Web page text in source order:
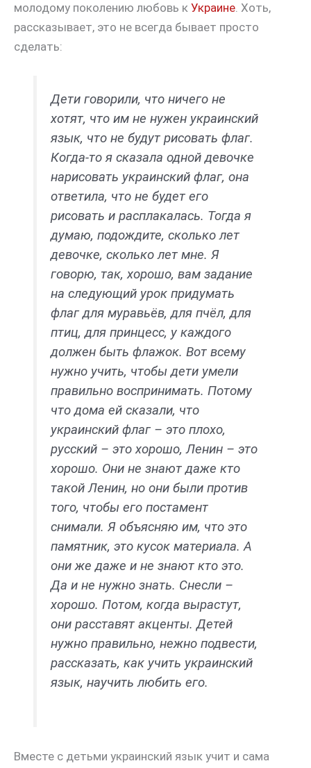
молодому поколению любовь к Украине. Хоть,
рассказывает, это не всегда бывает просто
сделать:
Дети говорили, что ничего не
хотят, что им не нужен украинский
язык, что не будут рисовать флаг.
Когда-то я сказала одной девочке
нарисовать украинский флаг, она
ответила, что не будет его
рисовать и расплакалась. Тогда я
думаю, подождите, сколько лет
девочке, сколько лет мне. Я
говорю, так, хорошо, вам задание
на следующий урок придумать
флаг для муравьёв, для пчёл, для
птиц, для принцесс, у каждого
должен быть флажок. Вот всему
нужно учить, чтобы дети умели
правильно воспринимать. Потому
что дома ей сказали, что
украинский флаг – это плохо,
русский – это хорошо, Ленин – это
хорошо. Они не знают даже кто
такой Ленин, но они были против
того, чтобы его постамент
снимали. Я объясняю им, что это
памятник, это кусок материала. А
они же даже и не знают кто это.
Да и не нужно знать. Снесли –
хорошо. Потом, когда вырастут,
они расставят акценты. Детей
нужно правильно, нежно подвести,
рассказать, как учить украинский
язык, научить любить его.
Вместе с детьми украинский язык учит и сама